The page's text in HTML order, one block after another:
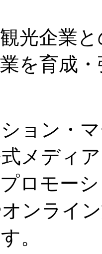
光企業
を育成
ョン・
メディ
ロモー
ンライ
。